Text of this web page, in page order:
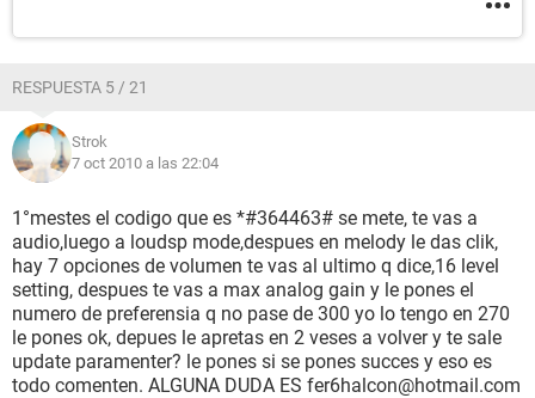
RESPUESTA 5 / 21
Strok
7 oct 2010 a las 22:04
1°mestes el codigo que es *#364463# se mete, te vas a
audio,luego a loudsp mode,despues en melody le das clik,
hay 7 opciones de volumen te vas al ultimo q dice,16 level
setting, despues te vas a max analog gain y le pones el
numero de preferensia q no pase de 300 yo lo tengo en 270
le pones ok, depues le apretas en 2 veses a volver y te sale
update paramenter? le pones si se pones succes y eso es
todo comenten. ALGUNA DUDA ES fer6halcon@hotmail.com